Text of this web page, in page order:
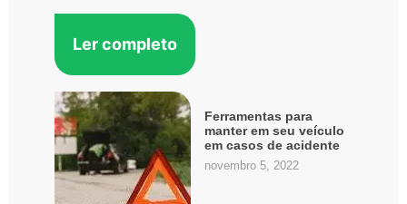
Ler completo
Ferramentas para
manter em seu veículo
em casos de acidente
novembro 5, 2022